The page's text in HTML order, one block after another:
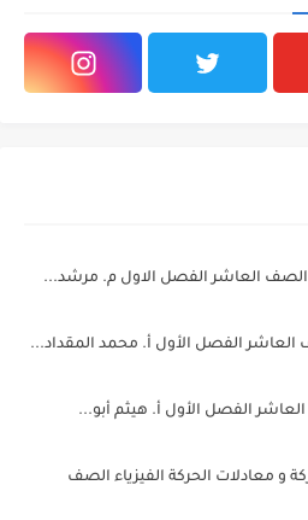
الصف العاشر الفصل الاول م. مرشد...
العاشر الفصل الأول أ. محمد المقداد...
الفصل الأول أ. هيثم أبو...
معادلات الحركة الفيزياء الصف